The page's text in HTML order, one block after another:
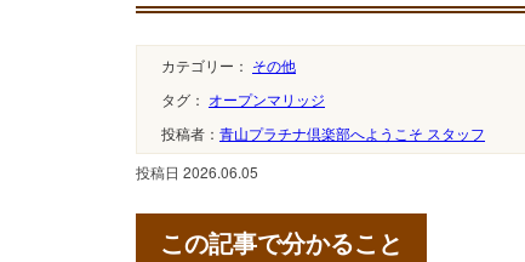
カテゴリー： その他
タグ： オープンマリッジ
投稿者： 青山プラチナ倶楽部へようこそ スタッフ
投稿日 2026.06.05
この記事で分かること